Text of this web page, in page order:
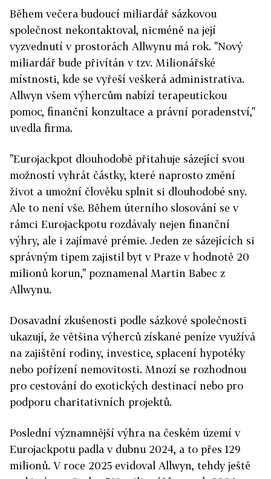
Během večera budoucí miliardář sázkovou
společnost nekontaktoval, nicméně na její
vyzvednutí v prostorách Allwynu má rok. "Nový
miliardář bude přivítán v tzv. Milionářské
místnosti, kde se vyřeší veškerá administrativa.
Allwyn všem výhercům nabízí terapeutickou
pomoc, finanční konzultace a právní poradenství,"
uvedla firma.
"Eurojackpot dlouhodobě přitahuje sázející svou
možností vyhrát částky, které naprosto změní
život a umožní člověku splnit si dlouhodobé sny.
Ale to není vše. Během úterního slosování se v
rámci Eurojackpotu rozdávaly nejen finanční
výhry, ale i zajímavé prémie. Jeden ze sázejících si
správným tipem zajistil byt v Praze v hodnotě 20
milionů korun," poznamenal Martin Babec z
Allwynu.
Dosavadní zkušenosti podle sázkové společnosti
ukazují, že většina výherců získané peníze využívá
na zajištění rodiny, investice, splacení hypotéky
nebo pořízení nemovitosti. Mnozí se rozhodnou
pro cestování do exotických destinací nebo pro
podporu charitativních projektů.
Poslední významnější výhra na českém území v
Eurojackpotu padla v dubnu 2024, a to přes 129
milionů. V roce 2025 evidoval Allwyn, tehdy ještě